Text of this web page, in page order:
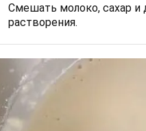
Смешать молоко, сахар
растворения.